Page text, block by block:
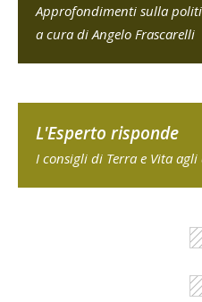
Approfondimenti sulla
a cura di Angelo Frascarelli
L'Esperto risponde
I consigli di Terra e Vita